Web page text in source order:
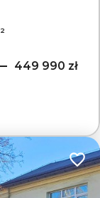
2
449 990 zł